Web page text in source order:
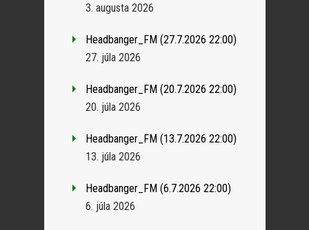
3. augusta 2026
Headbanger_FM (27.7.2026 22:00)
27. júla 2026
Headbanger_FM (20.7.2026 22:00)
20. júla 2026
Headbanger_FM (13.7.2026 22:00)
13. júla 2026
Headbanger_FM (6.7.2026 22:00)
6. júla 2026